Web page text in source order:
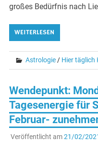
großes Bedürfnis nach
WEITERLESEN
Astrologie / Hier täglich
Wendepunkt:
Tagesenergie für
Februar-
Veröffentlicht am21/02/